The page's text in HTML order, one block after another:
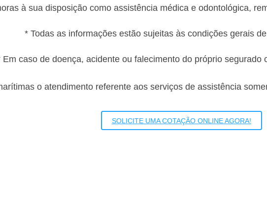
à sua disposição como assistência médica e odontológica,
* Todas as informações estão sujeitas às condições gerais
Em caso de doença, acidente ou falecimento do próprio segurado
o atendimento referente aos serviços de assistência
​SOLICITE UMA COTAÇÃO ONLINE AGORA!